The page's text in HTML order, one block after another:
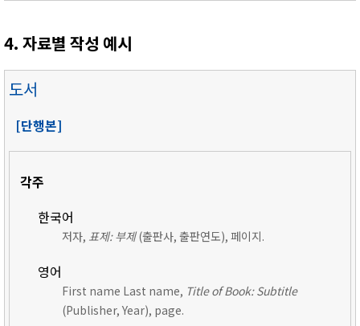
4. 자료별 작성 예시
도서
[단행본]
각주
한국어
저자, 표제: 부제(출판사, 출판연도), 페이지.
영어
First name Last name, Title of Book: Subtitle
(Publisher, Year), page.